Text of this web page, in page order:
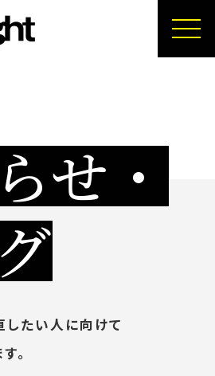
せ・
たい人に向けて
。